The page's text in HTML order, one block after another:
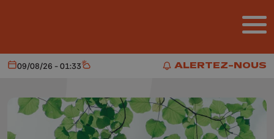
ALERTEZ-NOUS
ALERTEZ-NOUS
Aujourd'hui
09/08/26 - 01:33 Météo